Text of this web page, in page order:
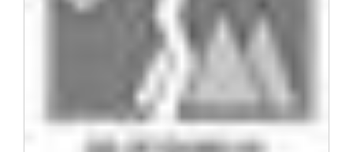
终身学习
信息化服务
校友总会
总会简介
关闭